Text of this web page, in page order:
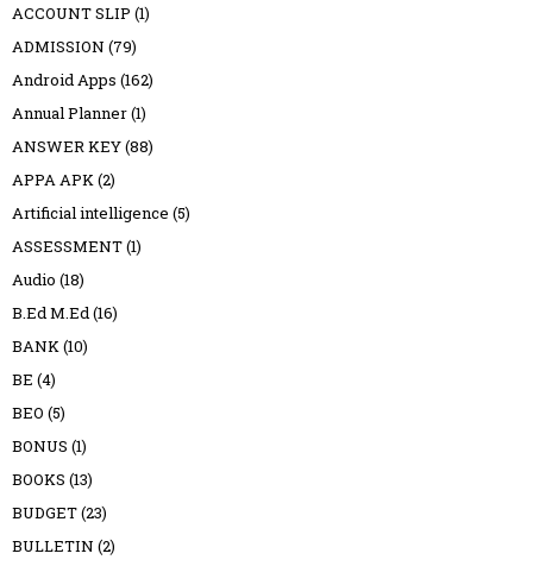
ACCOUNT SLIP (1)
ADMISSION (79)
Android Apps (162)
Annual Planner(1)
ANSWER KEY(88)
APPA APK(2)
Artificial intelligence (5)
ASSESSMENT(1)
Audio (18)
B.Ed M.Ed(16)
BANK(10)
BE (4)
BEO (5)
BONUS (1)
BOOKS (13)
BUDGET(23)
BULLETIN (2)